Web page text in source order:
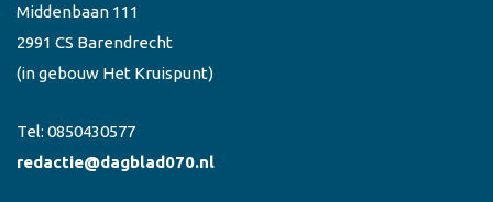
Middenbaan 111
2991 CS Barendrecht
(in gebouw Het Kruispunt)
Tel: 0850430577
redactie@dagblad070.nl